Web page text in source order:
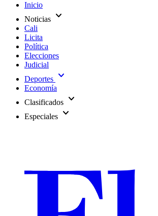
Inicio
Noticias expand_more
Cali
Licita
Política
Elecciones
Judicial
Deportes expand_more
Economía
Clasificados expand_more
Especiales expand_more